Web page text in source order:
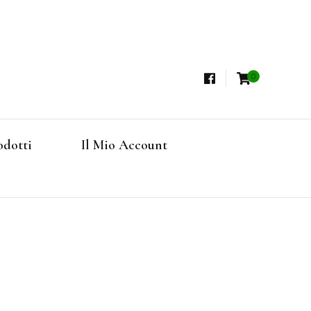
Tisane Terapeutiche Esclusive, Tè Pregiati
0
Il Mio Account